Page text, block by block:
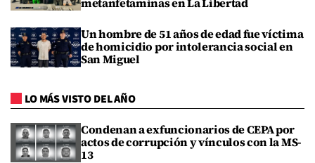
Un hombre de 51 años de edad fue víctima
de homicidio por intolerancia social en
San Miguel
LO MÁS VISTO DEL AÑO
Condenan a exfuncionarios de CEPA por
actos de corrupción y vínculos con la MS-
13